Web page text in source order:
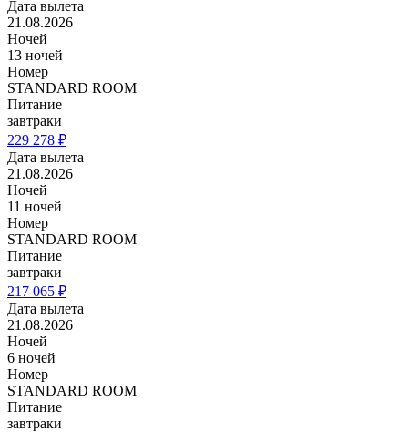
Дата вылета
21.08.2026
Ночей
13 ночей
Номер
STANDARD ROOM
Питание
завтраки
229 278 ₽
Дата вылета
21.08.2026
Ночей
11 ночей
Номер
STANDARD ROOM
Питание
завтраки
217 065 ₽
Дата вылета
21.08.2026
Ночей
6 ночей
Номер
STANDARD ROOM
Питание
завтраки